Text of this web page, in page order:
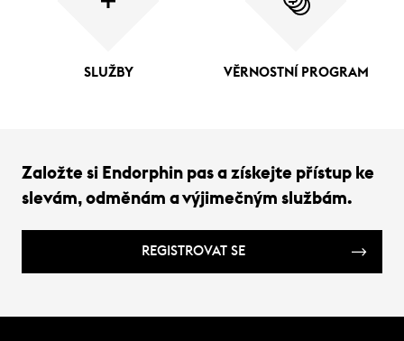
SLUŽBY VĚRNOSTNÍ PROGRAM
Založte si Endorphin pas a získejte přístup ke
slevám, odměnám a výjimečným službám.
REGISTROVAT SE